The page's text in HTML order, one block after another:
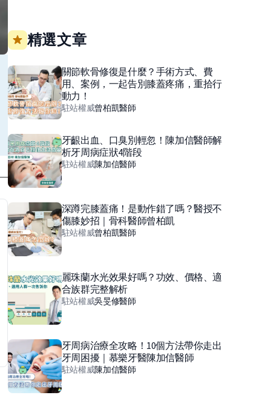
精選文章
關節軟骨修復是什麼？手術方式、費
用、案例，一起告別膝蓋疼痛，重拾行
動力！
駐站權威曾柏凱醫師
牙齦出血、口臭別輕忽！陳加信醫師解
析牙周病症狀4階段
駐站權威陳加信醫師
深蹲完膝蓋痛！是動作錯了嗎？醫授不
傷膝妙招｜骨科醫師曾柏凱
駐站權威曾柏凱醫師
麗珠蘭水光效果好嗎？功效、價格、適
合族群完整解析
駐站權威吳旻修醫師
牙周病治療全攻略！10個方法帶你走出
牙周困擾｜慕樂牙醫陳加信醫師
駐站權威陳加信醫師